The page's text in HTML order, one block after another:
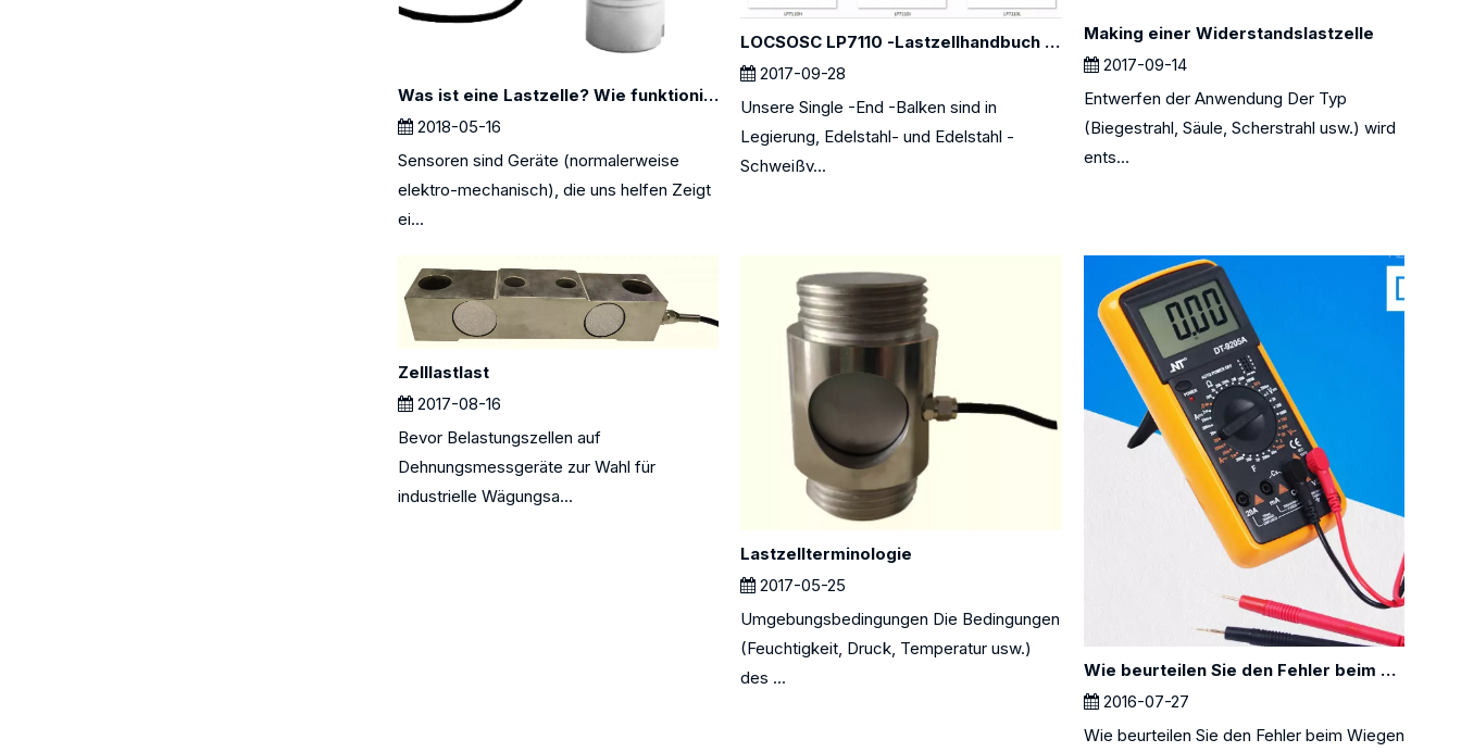
Was ist eine Lastzelle? Wie funktionieren Lastzellen?
2018-05-16
Sensoren sind Geräte (normalerweise
elektro-mechanisch), die uns helfen Zeigt
ei...
LOCSOSC LP7110 -Lastzellhandbuch für Serie
2017-09-28
Unsere Single -End -Balken sind in
Legierung, Edelstahl- und Edelstahl -
Schweißv...
Making einer Widerstandslastzelle
2017-09-14
Entwerfen der Anwendung Der Typ
(Biegestrahl, Säule, Scherstrahl usw.) wird
ents...
Zelllastlast
2017-08-16
Bevor Belastungszellen auf
Dehnungsmessgeräte zur Wahl für
industrielle Wägungsa...
Lastzellterminologie
2017-05-25
Umgebungsbedingungen Die Bedingungen
(Feuchtigkeit, Druck, Temperatur usw.)
des ...
Wie beurteilen Sie den Fehler beim Wiegen von Lastzellen?
2016-07-27
Wie beurteilen Sie den Fehler beim Wiegen